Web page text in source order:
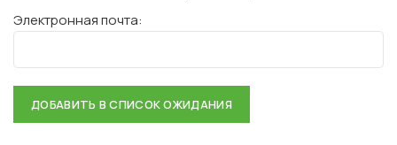
Электронная почта: